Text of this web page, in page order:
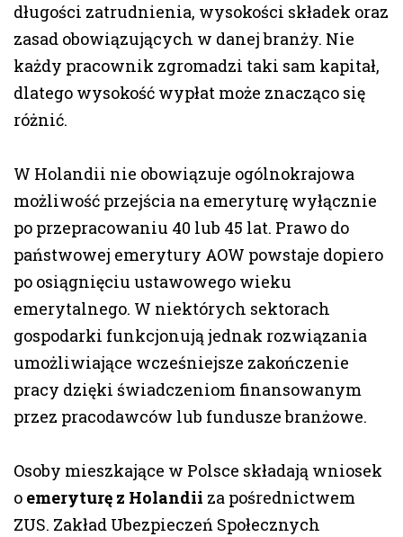
długości zatrudnienia, wysokości składek oraz
zasad obowiązujących w danej branży. Nie
każdy pracownik zgromadzi taki sam kapitał,
dlatego wysokość wypłat może znacząco się
różnić.
W Holandii nie obowiązuje ogólnokrajowa
możliwość przejścia na emeryturę wyłącznie
po przepracowaniu 40 lub 45 lat. Prawo do
państwowej emerytury AOW powstaje dopiero
po osiągnięciu ustawowego wieku
emerytalnego. W niektórych sektorach
gospodarki funkcjonują jednak rozwiązania
umożliwiające wcześniejsze zakończenie
pracy dzięki świadczeniom finansowanym
przez pracodawców lub fundusze branżowe.
Osoby mieszkające w Polsce składają wniosek
o emeryturę z Holandii za pośrednictwem
ZUS. Zakład Ubezpieczeń Społecznych